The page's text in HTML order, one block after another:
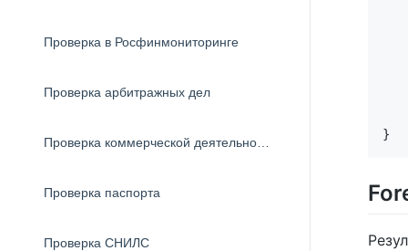
Проверка в Росфинмониторинге
Проверка арбитражных дел
Проверка паспорта
Проверка СНИЛС